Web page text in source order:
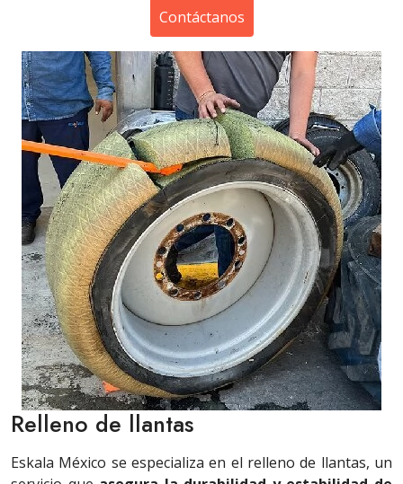
Contáctanos
Relleno de llantas
Eskala México se especializa en el relleno de llantas, un